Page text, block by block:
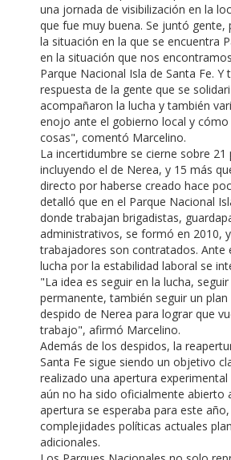
una jornada de visibilización en la
que fue muy buena. Se juntó
la situación en la que se encuentra
en la situación que nos
Parque Nacional Isla de Santa Fe. Y
respuesta de la gente que se
acompañaron la lucha y también
enojo ante el gobierno local y
cosas", comentó Marcelino.
La incertidumbre se cierne sobre
incluyendo el de Nerea, y 15 más
directo por haberse creado hace
detalló que en el Parque Nacional
donde trabajan brigadistas,
administrativos, se formó en 2010,
trabajadores son contratados. Ante
lucha por la estabilidad laboral se
"La idea es seguir en la lucha,
permanente, también seguir un plan
despido de Nerea para lograr que
trabajo", afirmó Marcelino.
Además de los despidos, la
Santa Fe sigue siendo un objetivo
realizado una apertura experimental
aún no ha sido oficialmente abierto
apertura se esperaba para este
complejidades políticas actuales
adicionales.